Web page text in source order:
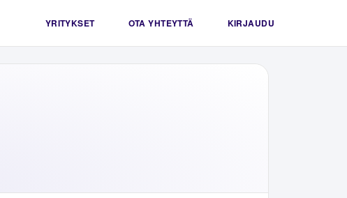
YRITYKSET OTA YHTEYTTÄ KIRJAUDU